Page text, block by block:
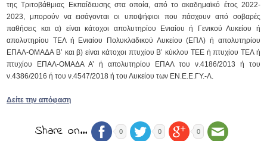
της Τριτοβάθμιας Εκπαίδευσης στα οποία, από το ακαδημαϊκό έτος 2022-
2023, μπορούν να εισάγονται οι υποψήφιοι που πάσχουν από σοβαρές
παθήσεις και α) είναι κάτοχοι απολυτηρίου Ενιαίου ή Γενικού Λυκείου ή
απολυτηρίου ΤΕΛ ή Ενιαίου Πολυκλαδικού Λυκείου (ΕΠΛ) ή απολυτηρίου
ΕΠΑΛ-ΟΜΑΔΑ Β’ και β) είναι κάτοχοι πτυχίου Β’ κύκλου ΤΕΕ ή πτυχίου ΤΕΛ ή
πτυχίου ΕΠΑΛ-ΟΜΑΔΑ Α’ ή απολυτηρίου ΕΠΑΛ του ν.4186/2013 ή του
ν.4386/2016 ή του ν.4547/2018 ή του Λυκείου των ΕΝ.Ε.Ε.ΓΥ.-Λ.
Δείτε την απόφαση
Share on… 0 0 0